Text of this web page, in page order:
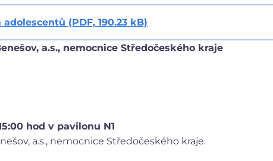
(PDF, 190.23 kB)
a.s., nemocnice Středočeského kraje
hod v pavilonu N1
a.s., nemocnice Středočeského kraje.